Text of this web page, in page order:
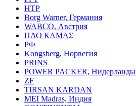
HTP
Borg Warner, Германия
WABCO, Австрия
ПАО КАМАΣ
РФ
Kongsberg, Норвегия
PRINS
POWER PACKER, Нидерланды
ZF
TIRSAN KARDAN
MEI Madras, Индия